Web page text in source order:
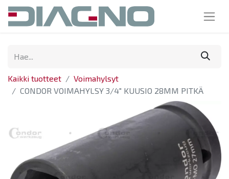
Kaikki tuotteet
Voimahylsyt
CONDOR VOIMAHYLSY 3/4" KUUSIO 28MM PITKÄ